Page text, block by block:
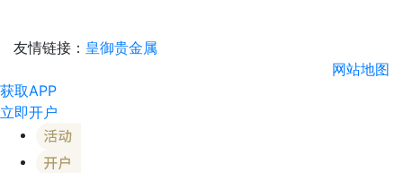
友情链接： 皇御贵金属
网站地图
获取APP
立即开户